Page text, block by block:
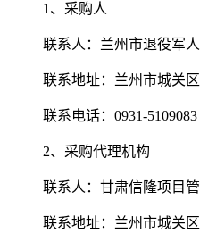
1、采购人
联系人：兰州市退役军
联系地址：兰州市城关
联系电话： 0931-5109083
2、采购代理机构
联系人： 甘肃信隆项目
联系地址： 兰州市城关